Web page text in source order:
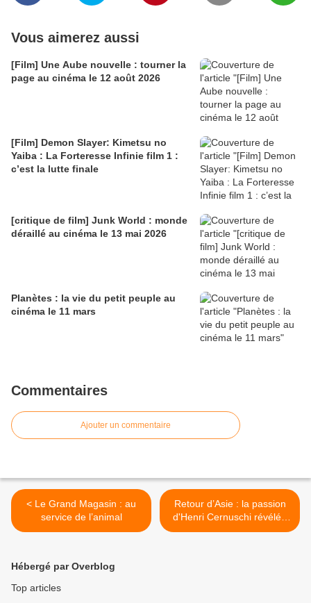
Vous aimerez aussi
[Film] Une Aube nouvelle : tourner la
page au cinéma le 12 août 2026
[Film] Demon Slayer: Kimetsu no
Yaiba : La Forteresse Infinie film 1 :
c’est la lutte finale
[critique de film] Junk World : monde
déraillé au cinéma le 13 mai 2026
Planètes : la vie du petit peuple au
cinéma le 11 mars
Commentaires
Ajouter un commentaire
< Le Grand Magasin : au
service de l’animal
Retour d’Asie : la passion
d'Henri Cernuschi révélée
au Musée Cernuschi
Hébergé par Overblog
Top articles